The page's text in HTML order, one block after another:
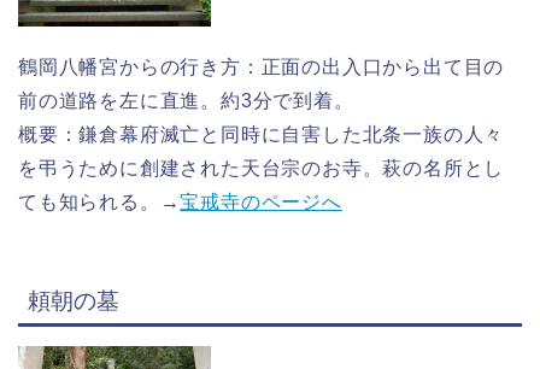
鶴岡八幡宮からの行き方：正面の出入口から出て目の
前の道路を左に直進。約3分で到着。
概要：鎌倉幕府滅亡と同時に自害した北条一族の人々
を弔うために創建された天台宗のお寺。萩の名所とし
ても知られる。→宝戒寺のページへ
頼朝の墓